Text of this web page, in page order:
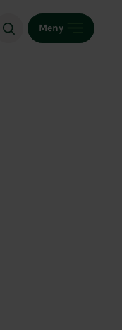
Meny